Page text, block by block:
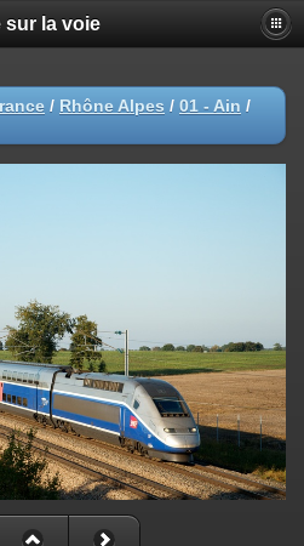
sur la voie
/ Rhône Alpes / 01 - Ain /